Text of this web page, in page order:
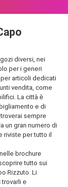
diversi, nei
per i generi
articoli dedicati
vendita, come
La città è
e di
sempre
un gran numero di
riviste per tutto il
brochure
tutto sui
Rizzuto. Li
e